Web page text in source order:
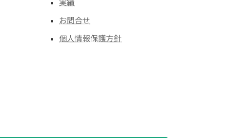
実績
お問合せ
個人情報保護方針